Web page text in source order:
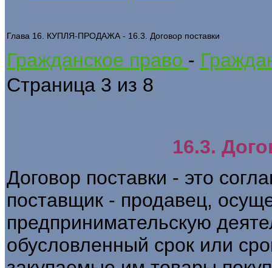
Глава 16. КУПЛЯ-ПРОДАЖА - 16.3. Договор поставки
Гражданское право -
Страница 3 из 8
16.3.
Договор поставки - это
поставщик - продавец,
предпринимательскую
обусловленный срок или